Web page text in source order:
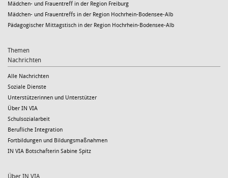
Mädchen- und Frauentreff in der Region Freiburg
Mädchen- und Frauentreffs in der Region Hochrhein-Bodensee-Alb
Pädagogischer Mittagstisch in der Region Hochrhein-Bodensee-Alb
Themen
Nachrichten
Alle Nachrichten
Soziale Dienste
Unterstützerinnen und Unterstützer
Über IN VIA
Schulsozialarbeit
Berufliche Integration
Fortbildungen und Bildungsmaßnahmen
IN VIA Botschafterin Sabine Spitz
Über IN VIA